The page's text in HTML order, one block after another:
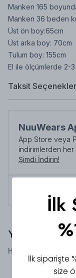
Manken 165
Manken 36 beden
Üst ön boy:65cm
Üst arka boy: 70cm
Tulum boy: 155cm
El ile ölçümlerde 2-3
Taksit
NuuWears
App Store veya
indirimlerden
Şimdi İndirin!
Yorumlar
Henüz yorum
İlk
İlk siparişte
size